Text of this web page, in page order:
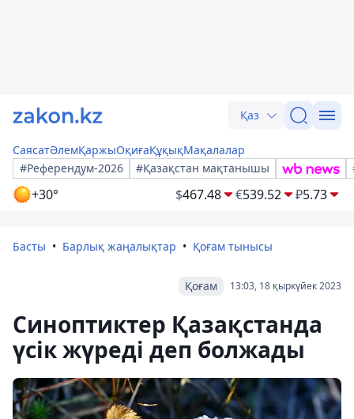
Қаз
СаясатӘлемҚаржыОқиғаҚұқықМақалалар
#Референдум-2026
#Қазақстан мақтанышы
+30° $467.48 €539.52 ₽5.73
Басты Барлық жаңалықтар Қоғам тынысы
13:03, 18 қыркүйек 2023
Қоғам
Синоптиктер Қазақстанда
үсік жүреді деп болжады